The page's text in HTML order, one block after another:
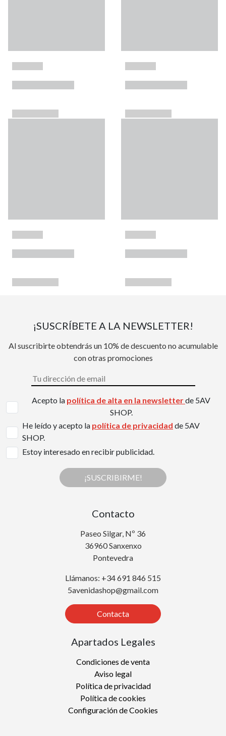
¡SUSCRÍBETE A LA NEWSLETTER!
Al suscribirte obtendrás un 10% de descuento no acumulable
con otras promociones
Acepto la política de alta en la newsletterde 5AV
SHOP.
He leído y acepto la política de privacidad de 5AV
SHOP.
Estoy interesado en recibir publicidad.
¡SUSCRIBIRME!
Contacto
Paseo Silgar, Nº 36
36960 Sanxenxo
Pontevedra
Llámanos: +34 691 846 515
5avenidashop@gmail.com
Contacta
Apartados Legales
Condiciones de venta
Aviso legal
Política de privacidad
Política de cookies
Configuración de Cookies